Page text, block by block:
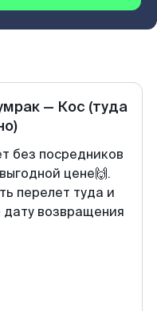
— Кос (туда
без посредников
цене🙌.
перелет туда и
дату возвращения